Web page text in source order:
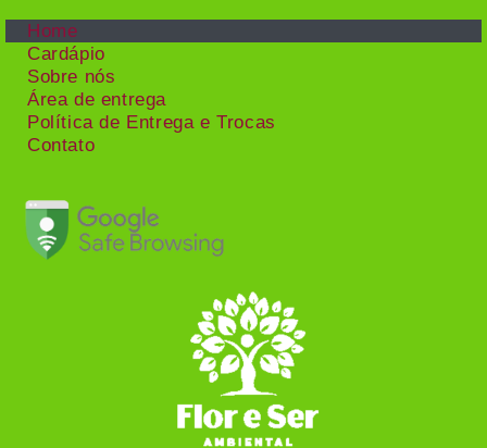
Home
Cardápio
Sobre nós
Área de entrega
Política de Entrega e Trocas
Contato